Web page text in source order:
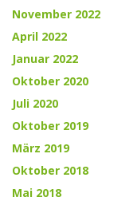
November 2022
April 2022
Januar 2022
Oktober 2020
Juli 2020
Oktober 2019
März 2019
Oktober 2018
Mai 2018